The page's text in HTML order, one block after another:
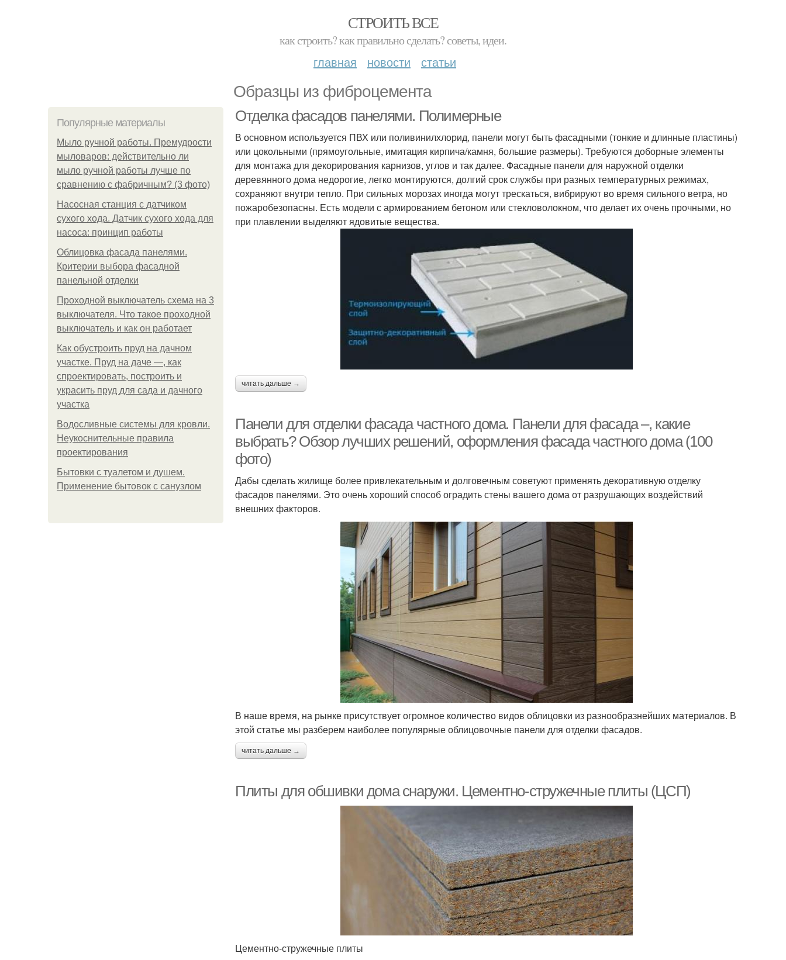
СТРОИТЬ ВСЕ
как строить? как правильно сделать? советы, идеи.
главная новости статьи
Образцы из фиброцемента
Популярные материалы
Мыло ручной работы. Премудрости
мыловаров: действительно ли
мыло ручной работы лучше по
сравнению с фабричным? (3 фото)
Насосная станция с датчиком
сухого хода. Датчик сухого хода для
насоса: принцип работы
Облицовка фасада панелями.
Критерии выбора фасадной
панельной отделки
Проходной выключатель схема на 3
выключателя. Что такое проходной
выключатель и как он работает
Как обустроить пруд на дачном
участке. Пруд на даче —, как
спроектировать, построить и
украсить пруд для сада и дачного
участка
Водосливные системы для кровли.
Неукоснительные правила
проектирования
Бытовки с туалетом и душем.
Применение бытовок с санузлом
Отделка фасадов панелями. Полимерные
В основном используется ПВХ или поливинилхлорид, панели могут быть фасадными (тонкие и длинные пластины)
или цокольными (прямоугольные, имитация кирпича/камня, большие размеры). Требуются доборные элементы
для монтажа для декорирования карнизов, углов и так далее. Фасадные панели для наружной отделки
деревянного дома недорогие, легко монтируются, долгий срок службы при разных температурных режимах,
сохраняют внутри тепло. При сильных морозах иногда могут трескаться, вибрируют во время сильного ветра, но
пожаробезопасны. Есть модели с армированием бетоном или стекловолокном, что делает их очень прочными, но
при плавлении выделяют ядовитые вещества.
читать дальше →
Панели для отделки фасада частного дома. Панели для фасада –, какие
выбрать? Обзор лучших решений, оформления фасада частного дома (100
фото)
Дабы сделать жилище более привлекательным и долговечным советуют применять декоративную отделку
фасадов панелями. Это очень хороший способ оградить стены вашего дома от разрушающих воздействий
внешних факторов.
В наше время, на рынке присутствует огромное количество видов облицовки из разнообразнейших материалов. В
этой статье мы разберем наиболее популярные облицовочные панели для отделки фасадов.
читать дальше →
Плиты для обшивки дома снаружи. Цементно-стружечные плиты (ЦСП)
Цементно-стружечные плиты